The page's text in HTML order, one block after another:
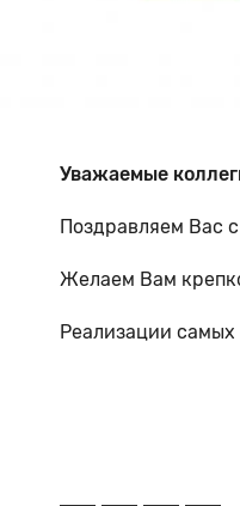
Уважаемые
Поздравляем Вас
Желаем Вам
Реализации